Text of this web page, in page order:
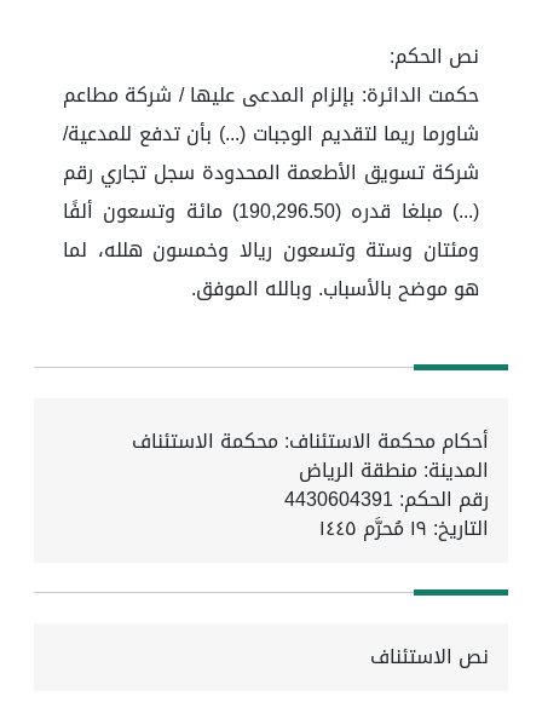
نص الحكم:
حكمت الدائرة: بإلزام المدعى عليها / شركة مطاعم
شاورما ريما لتقديم الوجبات (...) بأن تدفع للمدعية/
شركة تسويق الأطعمة المحدودة سجل تجاري رقم
(...) مبلغا قدره (190,296.50) مائة وتسعون ألفًا
ومئتان وستة وتسعون ريالا وخمسون هلله، لما
هو موضح بالأسباب. وبالله الموفق.
أحكام محكمة الاستئناف: محكمة الاستئناف
المدينة: منطقة الرياض
رقم الحكم: 4430604391
التاريخ: ١٩ مُحرَّم ١٤٤٥
نص الاستئناف